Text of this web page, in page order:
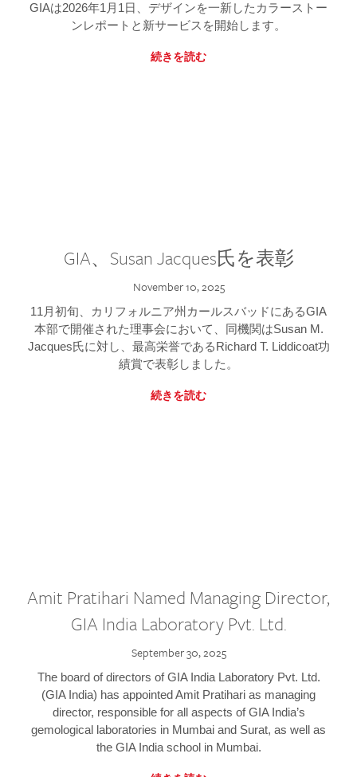
GIAは2026年1月1日、デザインを一新したカラーストー
ンレポートと新サービスを開始します。
続きを読む
GIA、Susan Jacques氏を表彰
November 10, 2025
11月初旬、カリフォルニア州カールスバッドにあるGIA
本部で開催された理事会において、同機関はSusan M.
Jacques氏に対し、最高栄誉であるRichard T. Liddicoat功
績賞で表彰しました。
続きを読む
Amit Pratihari Named Managing Director,
GIA India Laboratory Pvt. Ltd.
September 30, 2025
The board of directors of GIA India Laboratory Pvt. Ltd.
(GIA India) has appointed Amit Pratihari as managing
director, responsible for all aspects of GIA India’s
gemological laboratories in Mumbai and Surat, as well as
the GIA India school in Mumbai.